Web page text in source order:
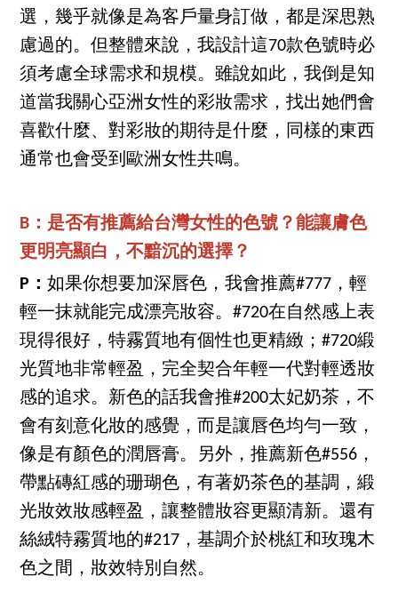
選，幾乎就像是為客戶量身訂做，都是深思熟
慮過的。但整體來說，我設計這70款色號時必
須考慮全球需求和規模。雖說如此，我倒是知
道當我關心亞洲女性的彩妝需求，找出她們會
喜歡什麼、對彩妝的期待是什麼，同樣的東西
通常也會受到歐洲女性共鳴。
B：是否有推薦給台灣女性的色號？能讓膚色
更明亮顯白，不黯沉的選擇？
P：如果你想要加深唇色，我會推薦#777，輕
輕一抹就能完成漂亮妝容。#720在自然感上表
現得很好，特霧質地有個性也更精緻；#720緞
光質地非常輕盈，完全契合年輕一代對輕透妝
感的追求。新色的話我會推#200太妃奶茶，不
會有刻意化妝的感覺，而是讓唇色均勻一致，
像是有顏色的潤唇膏。另外，推薦新色#556，
帶點磚紅感的珊瑚色，有著奶茶色的基調，緞
光妝效妝感輕盈，讓整體妝容更顯清新。還有
絲絨特霧質地的#217，基調介於桃紅和玫瑰木
色之間，妝效特別自然。